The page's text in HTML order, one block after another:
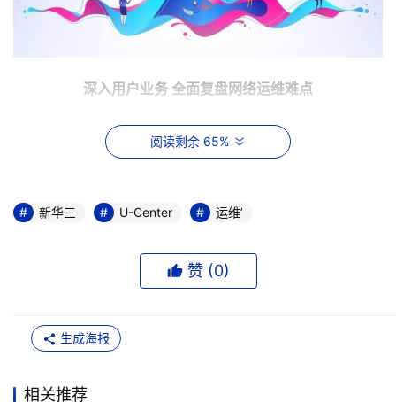
深入用户业务 全面复盘网络运维难点
根据当前的业务情况，新华三集团进行深度盘点，发现搜狗
的网络运维存在几大难点：
海量基础设施
查的业务量使得技术团队疲于应付。
随着业务的快速拓展，网络基础设施规模不断扩张，网络运
家资源和技术投入已经无法全方位满足网络在运维、建设、
阅读剩余 65%
新华三 U-Center 运维’
赞 (0)
生成海报
相关推荐